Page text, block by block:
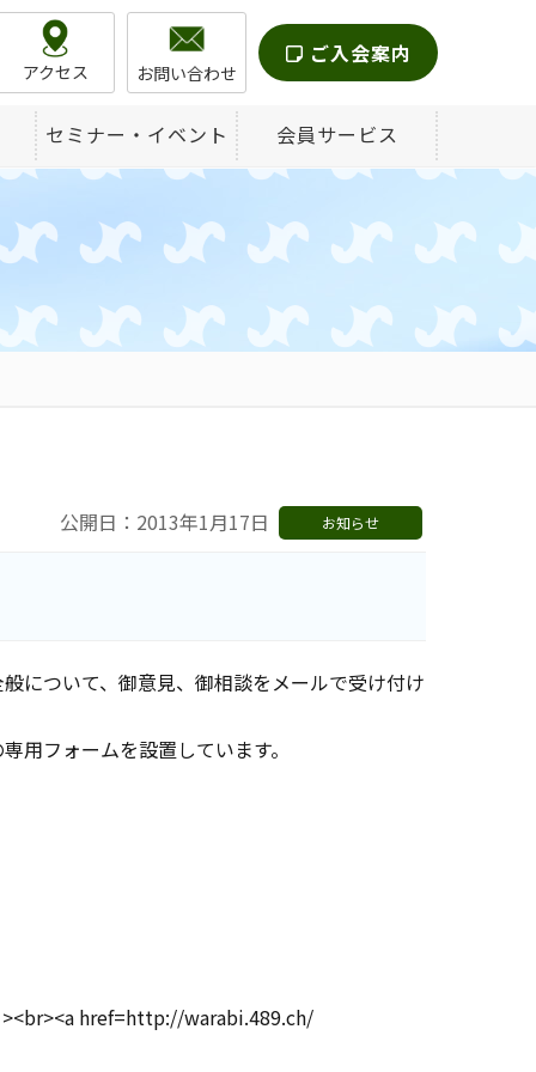
アクセス お問い合わせ
ご入会案内
セミナー・イベント 会員サービス
公開日：2013年1月17日 お知らせ
について、御意見、御相談をメールで受け付け
用フォームを設置しています。
http://warabi.489.ch/